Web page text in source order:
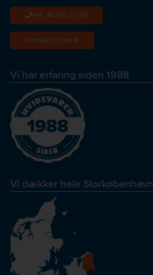
+45 40 58 02 20
Kontakt os her
Vi har erfaring siden 1988
Vi dækker hele